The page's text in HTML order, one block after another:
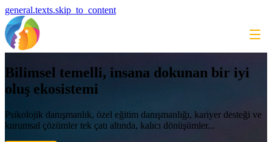
general.texts.skip_to_content
Bilimsel temelli, insana dokunan bir iyi
oluş ekosistemi
Psikolojik danışmanlık, özel eğitim danışmanlığı, kariyer desteği ve
kurumsal çözümler tek çatı altında, kalıcı dönüşümler...